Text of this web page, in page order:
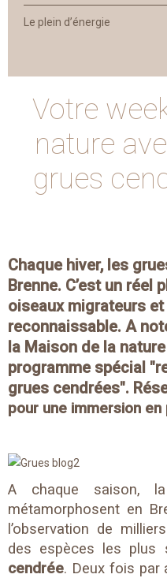
Le plein d’énergie
Votre
nature
grues
Chaque hiver, les
Brenne. C’est un réel
oiseaux migrateurs
reconnaissable. A
la Maison de la
programme spécial
grues cendrées".
pour une immersion en
A chaque saison,
métamorphosent en
l’observation de
des espèces les plus
cendrée. Deux fois par